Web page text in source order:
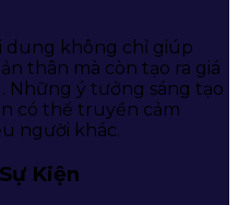
dung không chỉ giúp
thân mà còn tạo ra giá
Những ý tưởng sáng tạo
có thể truyền cảm
người khác.
Kiện